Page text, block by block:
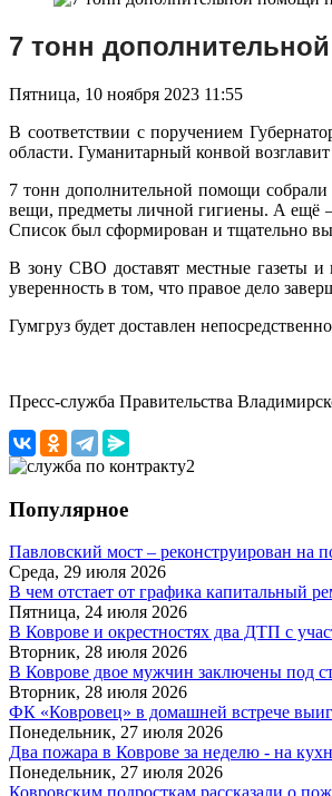
7 тонн
Пятница, 10 ноября 2023 11:55
В соответствии с поручением
области. Гуманитарный конвой
7 тонн дополнительной помощи
вещи, предметы личной гигиены. А ещё
Список был сформирован и тщательно
В зону СВО доставят местные газеты и
уверенность в том, что правое дело
Гумгруз будет доставлен
Пресс-служба Правительства
Популярное
Павловский мост – реконструирован на
Среда, 29 июля 2026
В чем отстает от графика капитальный
Пятница, 24 июля 2026
В Коврове и окрестностях два ДТП с
Вторник, 28 июля 2026
В Коврове двое мужчин заключены под
Вторник, 28 июля 2026
ФК «Ковровец» в домашней встрече
Понедельник, 27 июля 2026
Два пожара в Коврове за неделю - на
Понедельник, 27 июля 2026